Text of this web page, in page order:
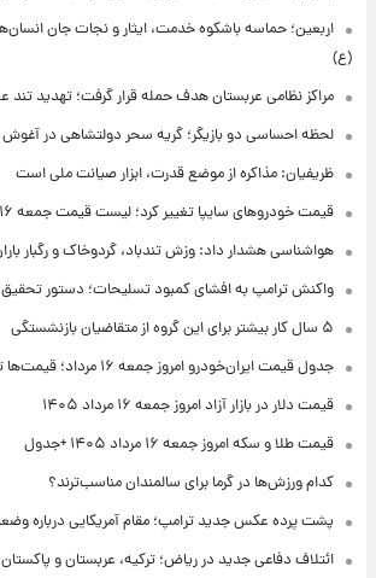
اربعین؛ حماسه باشکوه خدمت، ایثار و نجات جان
(ع)
مراکز نظامی عربستان هدف حمله قرار گرفت؛ تهدید
لحظه احساسی دو بازیگر؛ گریه سحر دولتشاهی در
ظریفیان: مذاکره از موضع قدرت، ابزار صیانت ملی است
قیمت خودروهای سایپا تغییر کرد؛ لیست قیمت جمعه ۱۶ مرداد منتشر شد
هواشناسی هشدار داد: وزش تندباد، گردوخاک و رگبار باران تا ۵ روز
واکنش ترامپ به افشای کمبود تسلیحات؛ دستور
۵ سال کار بیشتر برای این گروه از متقاضیان بازنشستگی
جدول قیمت ایران‌خودرو امروز جمعه ۱۶ مرداد؛ قیمت‌ها تغییر کرد
قیمت دلار در بازار آزاد امروز جمعه ۱۶ مرداد ۱۴۰۵
قیمت طلا و سکه امروز جمعه ۱۶ مرداد ۱۴۰۵ +جدول
کدام ورزش‌ها در گرما برای سالمندان مناسب‌ترند؟
پشت پرده عکس جدید ترامپ؛ مقام آمریکایی درباره
ائتلاف دفاعی جدید در ریاض؛ ترکیه، عربستان و